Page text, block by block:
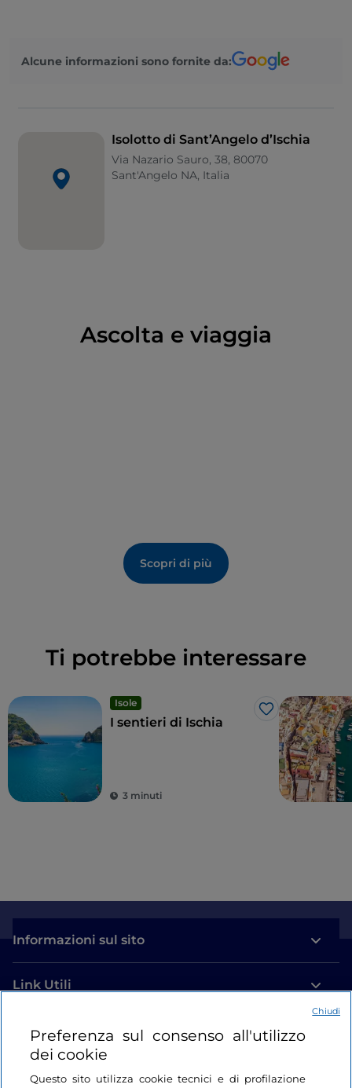
traffico automobilistico e offre un’atmosfera di pace e
Alcune informazioni sono fornite da:
Isolotto di Sant’Angelo d’Ischia
Via Nazario Sauro, 38, 80070
Sant'Angelo NA, Italia
Ascolta e viaggia
Scopri di più
Ti potrebbe interessare
Isole
Like
I sentieri di Ischia
3 minuti
Informazioni sul sito
Link Utili
Login
Restiamo in contatto
Preferenza sul consenso all'utilizzo
dei cookie
Questo sito utilizza cookie tecnici e di profilazione
Chiudi